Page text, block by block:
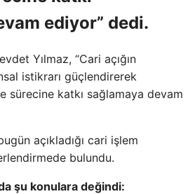
ediyor” dedi.
Yılmaz, “Cari açığın
istikrarı güçlendirerek
sürecine katkı sağlamaya devam
açıkladığı cari işlem
bulundu.
şu konulara değindi: